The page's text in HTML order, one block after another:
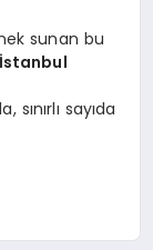
sunan bu
sınırlı sayıda